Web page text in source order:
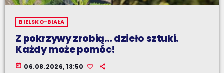
BIELSKO-BIAŁA
Z pokrzywy zrobią… dzieło sztuki.
Każdy może pomóc!
today 06.08.2026, 13:50